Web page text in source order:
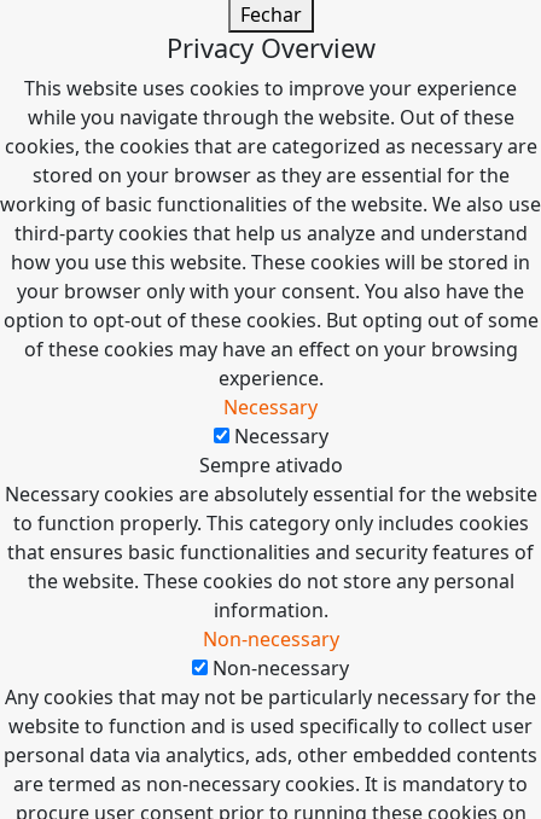
Fechar
Privacy Overview
This website uses cookies to improve your experience
while you navigate through the website. Out of these
cookies, the cookies that are categorized as necessary are
stored on your browser as they are essential for the
working of basic functionalities of the website. We also use
third-party cookies that help us analyze and understand
how you use this website. These cookies will be stored in
your browser only with your consent. You also have the
option to opt-out of these cookies. But opting out of some
of these cookies may have an effect on your browsing
experience.
Necessary
Necessary
Sempre ativado
Necessary cookies are absolutely essential for the website
to function properly. This category only includes cookies
that ensures basic functionalities and security features of
the website. These cookies do not store any personal
information.
Non-necessary
Non-necessary
Any cookies that may not be particularly necessary for the
website to function and is used specifically to collect user
personal data via analytics, ads, other embedded contents
are termed as non-necessary cookies. It is mandatory to
procure user consent prior to running these cookies on